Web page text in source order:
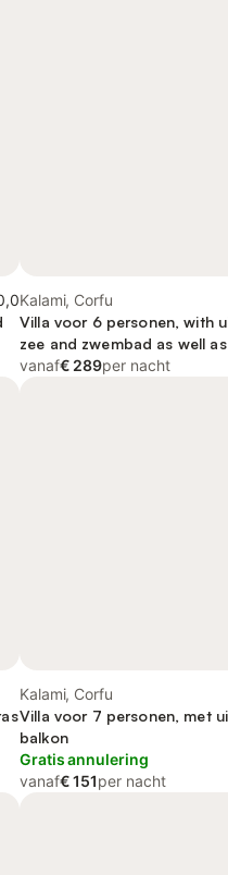
Kalami, Corfu
Villa voor 6 personen, with
zee and zwembad as well
vanaf€ 289per nacht
Kalami, Corfu
Villa voor 7 personen, met
balkon
Gratis annulering
vanaf€ 151per nacht